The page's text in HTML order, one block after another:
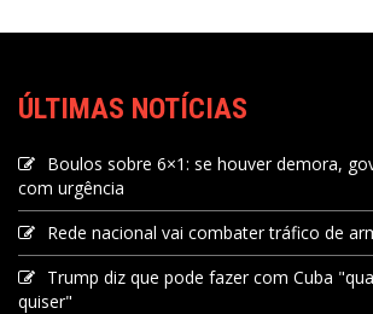
ÚLTIMAS NOTÍCIAS
Boulos sobre 6×1: se houver demora,
com urgência
Rede nacional vai combater tráfico de
Trump diz que pode fazer com Cuba
quiser"